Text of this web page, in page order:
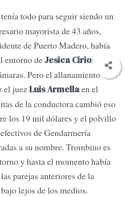
todo para seguir siendo un
mayorista de 43 años,
de Puerto Madero, había
entorno deJesica Cirio:
Pero el allanamiento
el juezLuis Armellaen el
de la conductora cambió eso
los 19 mil dólares y el polvillo
de Gendarmería
a su nombre. Trombino es
y hasta el momento había
parejas anteriores de la
lejos de los medios.